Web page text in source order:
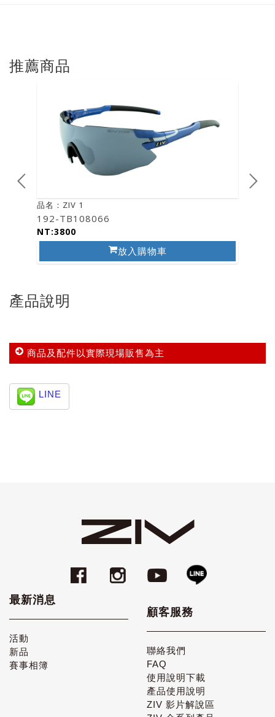
推薦商品
品名：ZIV 1
192-TB108066
NT:3800
放入購物車
產品說明
商品及配件以實際現場販售為主
LINE
最新消息
活動
新品
賽事相簿
顧客服務
聯絡我們
FAQ
使用說明下載
產品使用說明
ZIV 影片解說區